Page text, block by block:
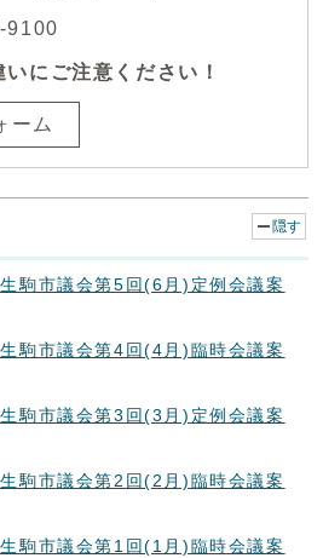
9100
にご注意ください！
ーム
隠す
駒市議会第5回(6月)定例会議案
駒市議会第4回(4月)臨時会議案
駒市議会第3回(3月)定例会議案
駒市議会第2回(2月)臨時会議案
駒市議会第1回(1月)臨時会議案